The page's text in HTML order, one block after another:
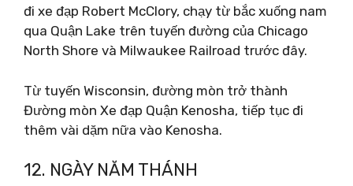
đi xe đạp Robert McClory, chạy từ bắc xuống nam
qua Quận Lake trên tuyến đường của Chicago
North Shore và Milwaukee Railroad trước đây.
Từ tuyến Wisconsin, đường mòn trở thành
Đường mòn Xe đạp Quận Kenosha, tiếp tục đi
thêm vài dặm nữa vào Kenosha.
12. NGÀY NĂM THÁNH